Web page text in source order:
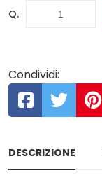
Q.
Condividi:
DESCRIZIONE